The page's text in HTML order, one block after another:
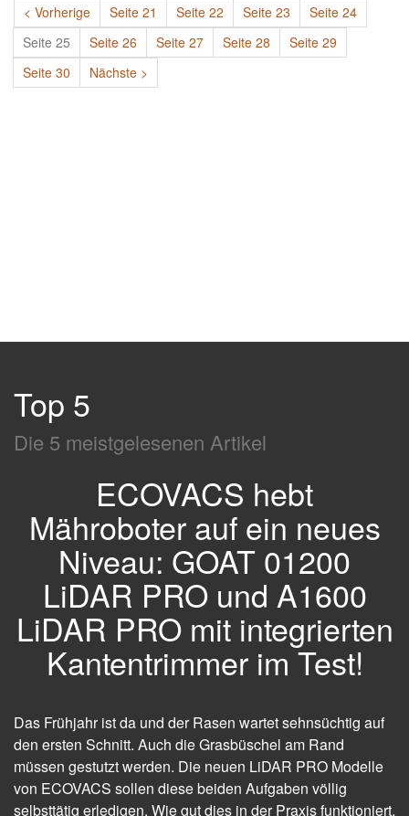
< Vorherige Seite 21 Seite 22 Seite 23
Seite 24
Seite 25
Seite 26 Seite 27 Seite 28
Seite 29
Seite 30
Nächste >
Top 5
Die 5 meistgelesenen Artikel
ECOVACS hebt
Mähroboter auf ein neues
Niveau: GOAT 01200
LiDAR PRO und A1600
LiDAR PRO mit integrierten
Kantentrimmer im Test!
Das Frühjahr ist da und der Rasen wartet sehnsüchtig auf
den ersten Schnitt. Auch die Grasbüschel am Rand
müssen gestutzt werden. Die neuen LiDAR PRO Modelle
von ECOVACS sollen diese beiden Aufgaben völlig
selbsttätig erledigen. Wie gut dies in der Praxis funktioniert,